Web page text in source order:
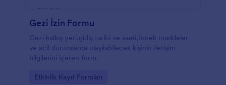
Gezi İzin Formu
Gezi kalkış yeri,gidiş tarihi ve saati,örnek maddeler
ve acil durumlarda ulaşılabilecek kişinin iletişim
bilgilerini içeren form.
Go to Category:
Etkinlik Kayıt Formları